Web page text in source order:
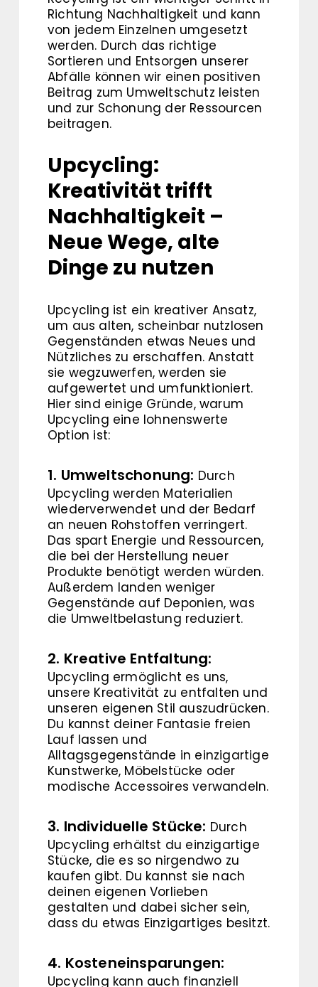
Richtung Nachhaltigkeit und kann
von jedem Einzelnen umgesetzt
werden. Durch das richtige
Sortieren und Entsorgen unserer
Abfälle können wir einen positiven
Beitrag zum Umweltschutz leisten
und zur Schonung der Ressourcen
beitragen.
Upcycling:
Kreativität trifft
Nachhaltigkeit –
Neue Wege, alte
Dinge zu nutzen
Upcycling ist ein kreativer Ansatz,
um aus alten, scheinbar nutzlosen
Gegenständen etwas Neues und
Nützliches zu erschaffen. Anstatt
sie wegzuwerfen, werden sie
aufgewertet und umfunktioniert.
Hier sind einige Gründe, warum
Upcycling eine lohnenswerte
Option ist:
1. Umweltschonung: Durch
Upcycling werden Materialien
wiederverwendet und der Bedarf
an neuen Rohstoffen verringert.
Das spart Energie und Ressourcen,
die bei der Herstellung neuer
Produkte benötigt werden würden.
Außerdem landen weniger
Gegenstände auf Deponien, was
die Umweltbelastung reduziert.
2. Kreative Entfaltung:
Upcycling ermöglicht es uns,
unsere Kreativität zu entfalten und
unseren eigenen Stil auszudrücken.
Du kannst deiner Fantasie freien
Lauf lassen und
Alltagsgegenstände in einzigartige
Kunstwerke, Möbelstücke oder
modische Accessoires verwandeln.
3. Individuelle Stücke: Durch
Upcycling erhältst du einzigartige
Stücke, die es so nirgendwo zu
kaufen gibt. Du kannst sie nach
deinen eigenen Vorlieben
gestalten und dabei sicher sein,
dass du etwas Einzigartiges besitzt.
4. Kosteneinsparungen:
Upcycling kann auch finanziell